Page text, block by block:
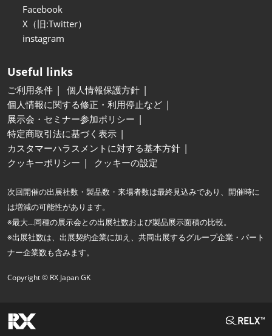
Facebook
X（旧:Twitter）
instagram
Useful links
ご利用条件
個人情報保護方針
個人情報に関する修正・利用停止など
展示会・セミナー参加ポリシー
特定商取引法に基づく表示
カスタマーハラスメントに対する基本方針
クッキーポリシー
クッキーの設定
次回開催の出展社数・製品数・来場者数は最終見込みであり、開催時に
は増減の可能性があります。
※最大…同種の展示会との出展社数および製品展示面積の比較。
※出展社数は、出展契約企業に加え、共同出展するグループ企業・パート
ナー企業数も含みます。
Copyright © RX Japan GK